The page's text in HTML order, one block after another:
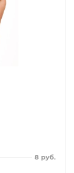
8 руб.